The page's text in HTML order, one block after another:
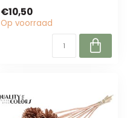
onderhoudsvrije bloem
va...
€10,50
Op voorraad